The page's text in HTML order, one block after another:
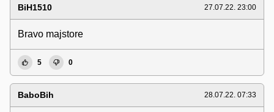
BiH1510 27.07.22. 23:00
Bravo majstore
5 0
BaboBih 28.07.22. 07:33